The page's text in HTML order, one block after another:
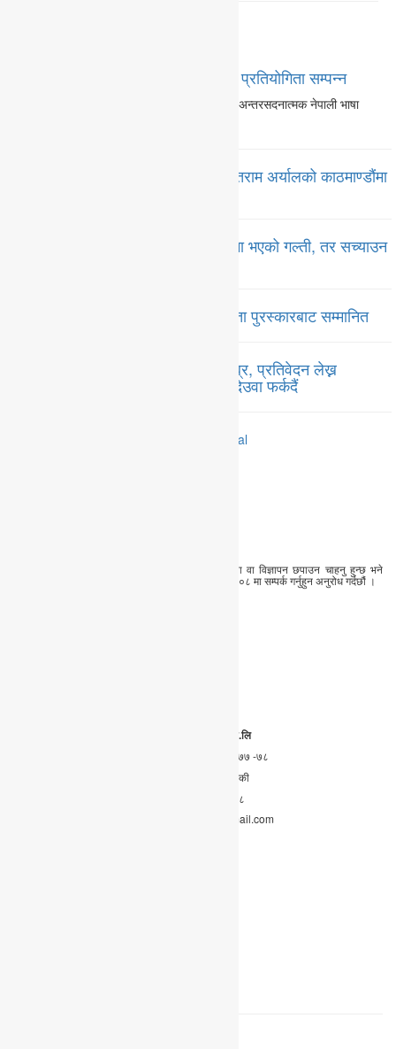
स्टेप वाई स्टेप मा.वि.मा नेपाली भाषा कौशल प्रतियोगिता सम्पन्न
पोखराको मासबारमा रहेको स्टेप वाई स्टेप मा. वि.मा अन्तरसदनात्मक नेपाली भाषा
पोखराका प्रमुख प्रशासकीय अधिकृत मुक्तिराम अर्यालको काठमाण्डौंमा
सदस्य सचिव शर्माले स्वीकारे पदक वितरणमा भएको गल्ती, तर सच्याउन
पत्रकारद्वय सारु र जिटी कञ्चन पत्रकारिता पुरस्कारबाट सम्मानित
कांग्रेसमा संस्थापन इतर भेलाको तयारी तिब्र, प्रतिवेदन लेख्न
नेताहरुलाई जिम्मेवारी, भेलामा सहभागी हुन देउवा फर्कदैं
तपाईंपनि हामीलाई समाचार, लेख, रचना, बिचार, प्रतिक्रिया वा विज्ञापन छपाउन चाहनु हुन्छ भने
हामीलाई everestawaj@gmail.com मा वा ०६१–४१९६०८ मा सम्पर्क गर्नुहुन अनुरोध गर्दछौं ।
एभरेस्ट मिडिया हाउस प्रा.लि
२०४३/०७७ -७८
पोखरा ५ कास्की
फोन नं. :०६१-४१९६०८
Email: everestawaj@gmail.com